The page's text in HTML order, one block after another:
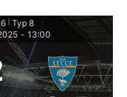
Тур 8
- 13:00